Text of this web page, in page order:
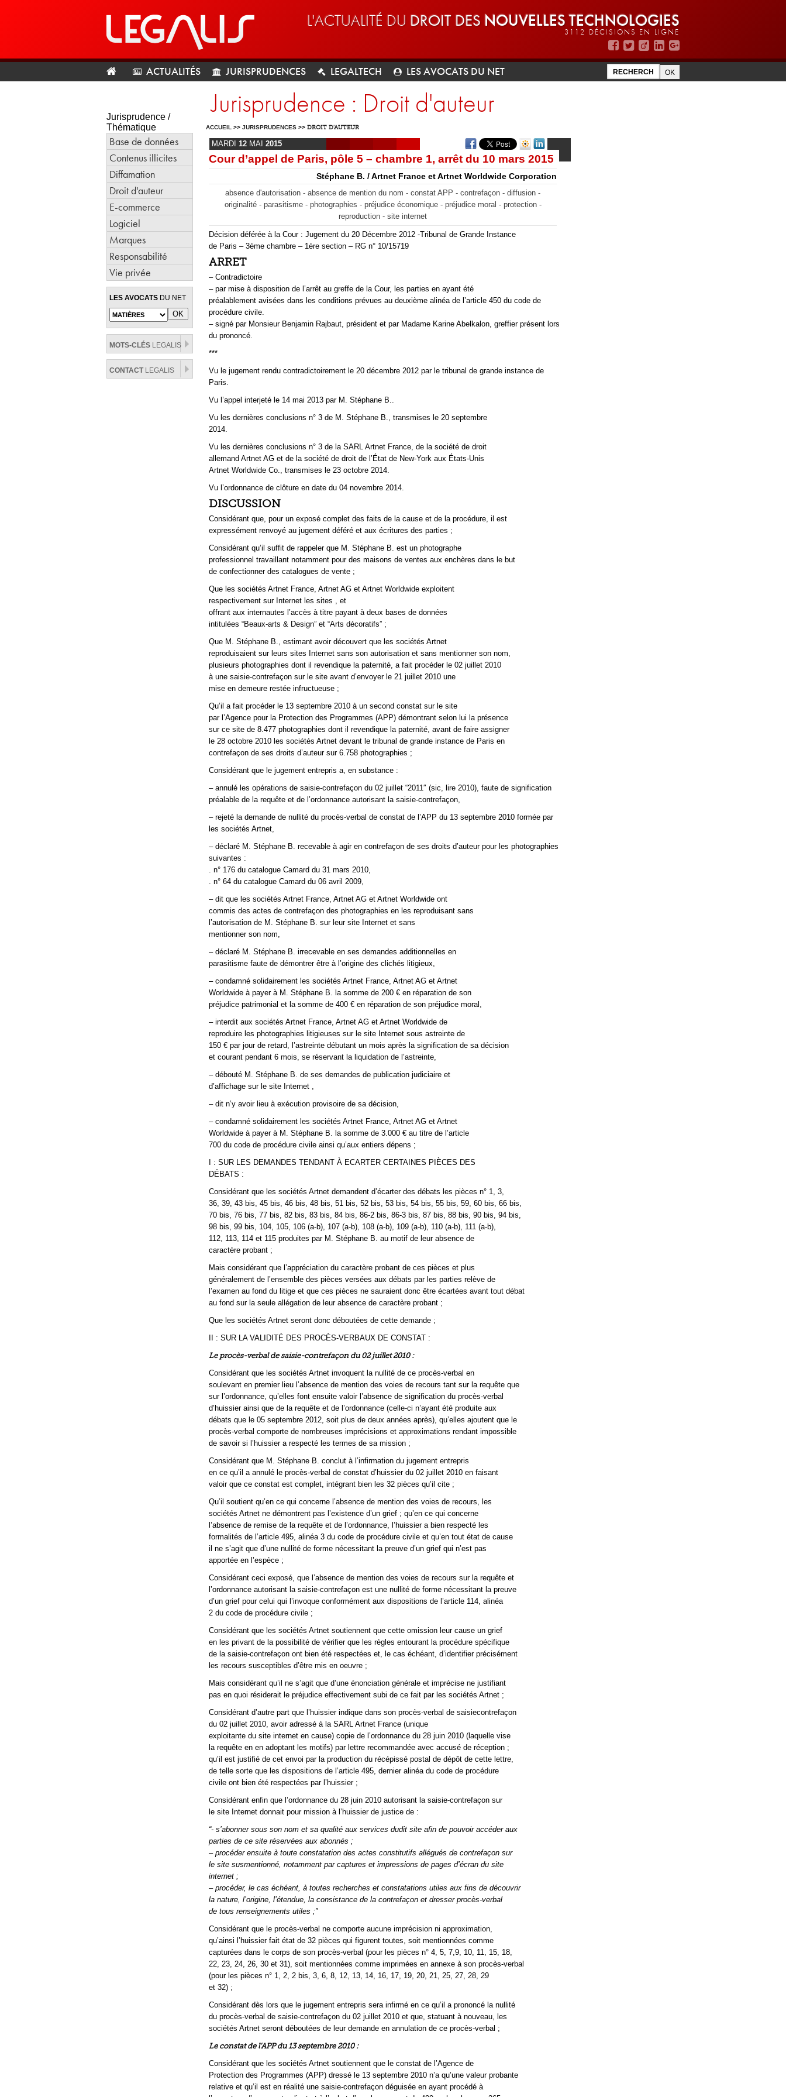
L'ACTUALITÉ DU DROIT DES NOUVELLES TECHNOLOGIES
3112 DÉCISIONS EN LIGNE
ACTUALITÉS JURISPRUDENCES LEGALTECH LES AVOCATS DU NET
Jurisprudence /
Thématique
Base de données
Contenus illicites
Diffamation
Droit d'auteur
E-commerce
Logiciel
Marques
Responsabilité
Vie privée
LES AVOCATS DU NET
MOTS-CLÉS LEGALIS
CONTACTLEGALIS
Jurisprudence : Droit d'auteur
ACCUEIL >> JURISPRUDENCES >> DROIT D'AUTEUR
MARDI 12 MAI 2015
Cour d’appel de Paris, pôle 5 – chambre 1, arrêt du 10 mars 2015
Stéphane B. / Artnet France et Artnet Worldwide Corporation
absence d'autorisation - absence de mention du nom - constat APP - contrefaçon - diffusion -
originalité - parasitisme - photographies - préjudice économique - préjudice moral - protection -
reproduction - site internet
Décision déférée à la Cour : Jugement du 20 Décembre 2012 -Tribunal de Grande Instance
de Paris – 3ème chambre – 1ère section – RG n° 10/15719
ARRET
– Contradictoire
– par mise à disposition de l’arrêt au greffe de la Cour, les parties en ayant été
préalablement avisées dans les conditions prévues au deuxième alinéa de l’article 450 du code de
procédure civile.
– signé par Monsieur Benjamin Rajbaut, président et par Madame Karine Abelkalon, greffier présent lors
du prononcé.
***
Vu le jugement rendu contradictoirement le 20 décembre 2012 par le tribunal de grande instance de
Paris.
Vu l’appel interjeté le 14 mai 2013 par M. Stéphane B..
Vu les dernières conclusions n° 3 de M. Stéphane B., transmises le 20 septembre
2014.
Vu les dernières conclusions n° 3 de la SARL Artnet France, de la société de droit
allemand Artnet AG et de la société de droit de l’État de New-York aux États-Unis
Artnet Worldwide Co., transmises le 23 octobre 2014.
Vu l’ordonnance de clôture en date du 04 novembre 2014.
DISCUSSION
Considérant que, pour un exposé complet des faits de la cause et de la procédure, il est
expressément renvoyé au jugement déféré et aux écritures des parties ;
Considérant qu’il suffit de rappeler que M. Stéphane B. est un photographe
professionnel travaillant notamment pour des maisons de ventes aux enchères dans le but
de confectionner des catalogues de vente ;
Que les sociétés Artnet France, Artnet AG et Artnet Worldwide exploitent
respectivement sur Internet les sites , et
offrant aux internautes l’accès à titre payant à deux bases de données
intitulées “Beaux-arts & Design” et “Arts décoratifs” ;
Que M. Stéphane B., estimant avoir découvert que les sociétés Artnet
reproduisaient sur leurs sites Internet sans son autorisation et sans mentionner son nom,
plusieurs photographies dont il revendique la paternité, a fait procéder le 02 juillet 2010
à une saisie-contrefaçon sur le site avant d’envoyer le 21 juillet 2010 une
mise en demeure restée infructueuse ;
Qu’il a fait procéder le 13 septembre 2010 à un second constat sur le site
par l’Agence pour la Protection des Programmes (APP) démontrant selon lui la présence
sur ce site de 8.477 photographies dont il revendique la paternité, avant de faire assigner
le 28 octobre 2010 les sociétés Artnet devant le tribunal de grande instance de Paris en
contrefaçon de ses droits d’auteur sur 6.758 photographies ;
Considérant que le jugement entrepris a, en substance :
– annulé les opérations de saisie-contrefaçon du 02 juillet “2011″ (sic, lire 2010), faute de signification
préalable de la requête et de l’ordonnance autorisant la saisie-contrefaçon,
– rejeté la demande de nullité du procès-verbal de constat de l’APP du 13 septembre 2010 formée par
les sociétés Artnet,
– déclaré M. Stéphane B. recevable à agir en contrefaçon de ses droits d’auteur pour les photographies
suivantes :
. n° 176 du catalogue Camard du 31 mars 2010,
. n° 64 du catalogue Camard du 06 avril 2009,
– dit que les sociétés Artnet France, Artnet AG et Artnet Worldwide ont
commis des actes de contrefaçon des photographies en les reproduisant sans
l’autorisation de M. Stéphane B. sur leur site Internet et sans
mentionner son nom,
– déclaré M. Stéphane B. irrecevable en ses demandes additionnelles en
parasitisme faute de démontrer être à l’origine des clichés litigieux,
– condamné solidairement les sociétés Artnet France, Artnet AG et Artnet
Worldwide à payer à M. Stéphane B. la somme de 200 € en réparation de son
préjudice patrimonial et la somme de 400 € en réparation de son préjudice moral,
– interdit aux sociétés Artnet France, Artnet AG et Artnet Worldwide de
reproduire les photographies litigieuses sur le site Internet sous astreinte de
150 € par jour de retard, l’astreinte débutant un mois après la signification de sa décision
et courant pendant 6 mois, se réservant la liquidation de l’astreinte,
– débouté M. Stéphane B. de ses demandes de publication judiciaire et
d’affichage sur le site Internet ,
– dit n’y avoir lieu à exécution provisoire de sa décision,
– condamné solidairement les sociétés Artnet France, Artnet AG et Artnet
Worldwide à payer à M. Stéphane B. la somme de 3.000 € au titre de l’article
700 du code de procédure civile ainsi qu’aux entiers dépens ;
I : SUR LES DEMANDES TENDANT À ECARTER CERTAINES PIÈCES DES
DÉBATS :
Considérant que les sociétés Artnet demandent d’écarter des débats les pièces n° 1, 3,
36, 39, 43 bis, 45 bis, 46 bis, 48 bis, 51 bis, 52 bis, 53 bis, 54 bis, 55 bis, 59, 60 bis, 66 bis,
70 bis, 76 bis, 77 bis, 82 bis, 83 bis, 84 bis, 86-2 bis, 86-3 bis, 87 bis, 88 bis, 90 bis, 94 bis,
98 bis, 99 bis, 104, 105, 106 (a-b), 107 (a-b), 108 (a-b), 109 (a-b), 110 (a-b), 111 (a-b),
112, 113, 114 et 115 produites par M. Stéphane B. au motif de leur absence de
caractère probant ;
Mais considérant que l’appréciation du caractère probant de ces pièces et plus
généralement de l’ensemble des pièces versées aux débats par les parties relève de
l’examen au fond du litige et que ces pièces ne sauraient donc être écartées avant tout débat
au fond sur la seule allégation de leur absence de caractère probant ;
Que les sociétés Artnet seront donc déboutées de cette demande ;
II : SUR LA VALIDITÉ DES PROCÈS-VERBAUX DE CONSTAT :
Le procès-verbal de saisie-contrefaçon du 02 juillet 2010 :
Considérant que les sociétés Artnet invoquent la nullité de ce procès-verbal en
soulevant en premier lieu l’absence de mention des voies de recours tant sur la requête que
sur l’ordonnance, qu’elles font ensuite valoir l’absence de signification du procès-verbal
d’huissier ainsi que de la requête et de l’ordonnance (celle-ci n’ayant été produite aux
débats que le 05 septembre 2012, soit plus de deux années après), qu’elles ajoutent que le
procès-verbal comporte de nombreuses imprécisions et approximations rendant impossible
de savoir si l’huissier a respecté les termes de sa mission ;
Considérant que M. Stéphane B. conclut à l’infirmation du jugement entrepris
en ce qu’il a annulé le procès-verbal de constat d’huissier du 02 juillet 2010 en faisant
valoir que ce constat est complet, intégrant bien les 32 pièces qu’il cite ;
Qu’il soutient qu’en ce qui concerne l’absence de mention des voies de recours, les
sociétés Artnet ne démontrent pas l’existence d’un grief ; qu’en ce qui concerne
l’absence de remise de la requête et de l’ordonnance, l’huissier a bien respecté les
formalités de l’article 495, alinéa 3 du code de procédure civile et qu’en tout état de cause
il ne s’agit que d’une nullité de forme nécessitant la preuve d’un grief qui n’est pas
apportée en l’espèce ;
Considérant ceci exposé, que l’absence de mention des voies de recours sur la requête et
l’ordonnance autorisant la saisie-contrefaçon est une nullité de forme nécessitant la preuve
d’un grief pour celui qui l’invoque conformément aux dispositions de l’article 114, alinéa
2 du code de procédure civile ;
Considérant que les sociétés Artnet soutiennent que cette omission leur cause un grief
en les privant de la possibilité de vérifier que les règles entourant la procédure spécifique
de la saisie-contrefaçon ont bien été respectées et, le cas échéant, d’identifier précisément
les recours susceptibles d’être mis en oeuvre ;
Mais considérant qu’il ne s’agit que d’une énonciation générale et imprécise ne justifiant
pas en quoi résiderait le préjudice effectivement subi de ce fait par les sociétés Artnet ;
Considérant d’autre part que l’huissier indique dans son procès-verbal de saisiecontrefaçon
du 02 juillet 2010, avoir adressé à la SARL Artnet France (unique
exploitante du site internet en cause) copie de l’ordonnance du 28 juin 2010 (laquelle vise
la requête en en adoptant les motifs) par lettre recommandée avec accusé de réception ;
qu’il est justifié de cet envoi par la production du récépissé postal de dépôt de cette lettre,
de telle sorte que les dispositions de l’article 495, dernier alinéa du code de procédure
civile ont bien été respectées par l’huissier ;
Considérant enfin que l’ordonnance du 28 juin 2010 autorisant la saisie-contrefaçon sur
le site Internet donnait pour mission à l’huissier de justice de :
“- s’abonner sous son nom et sa qualité aux services dudit site afin de pouvoir accéder aux
parties de ce site réservées aux abonnés ;
– procéder ensuite à toute constatation des actes constitutifs allégués de contrefaçon sur
le site susmentionné, notamment par captures et impressions de pages d’écran du site
internet ;
– procéder, le cas échéant, à toutes recherches et constatations utiles aux fins de découvrir
la nature, l’origine, l’étendue, la consistance de la contrefaçon et dresser procès-verbal
de tous renseignements utiles ;”
Considérant que le procès-verbal ne comporte aucune imprécision ni approximation,
qu’ainsi l’huissier fait état de 32 pièces qui figurent toutes, soit mentionnées comme
capturées dans le corps de son procès-verbal (pour les pièces n° 4, 5, 7,9, 10, 11, 15, 18,
22, 23, 24, 26, 30 et 31), soit mentionnées comme imprimées en annexe à son procès-verbal
(pour les pièces n° 1, 2, 2 bis, 3, 6, 8, 12, 13, 14, 16, 17, 19, 20, 21, 25, 27, 28, 29
et 32) ;
Considérant dès lors que le jugement entrepris sera infirmé en ce qu’il a prononcé la nullité
du procès-verbal de saisie-contrefaçon du 02 juillet 2010 et que, statuant à nouveau, les
sociétés Artnet seront déboutées de leur demande en annulation de ce procès-verbal ;
Le constat de l’APP du 13 septembre 2010 :
Considérant que les sociétés Artnet soutiennent que le constat de l’Agence de
Protection des Programmes (APP) dressé le 13 septembre 2010 n’a qu’une valeur probante
relative et qu’il est en réalité une saisie-contrefaçon déguisée en ayant procédé à